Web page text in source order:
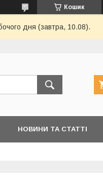
Кошик
дня (завтра, 10.08).
НОВИНИ ТА СТАТТІ